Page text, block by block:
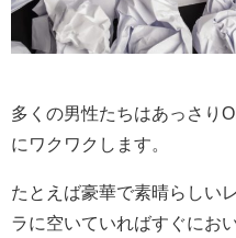
多くの男性たちはあっさり
にワクワクします。
たとえば豪華で素晴らしい
ラに空いていればすぐにお